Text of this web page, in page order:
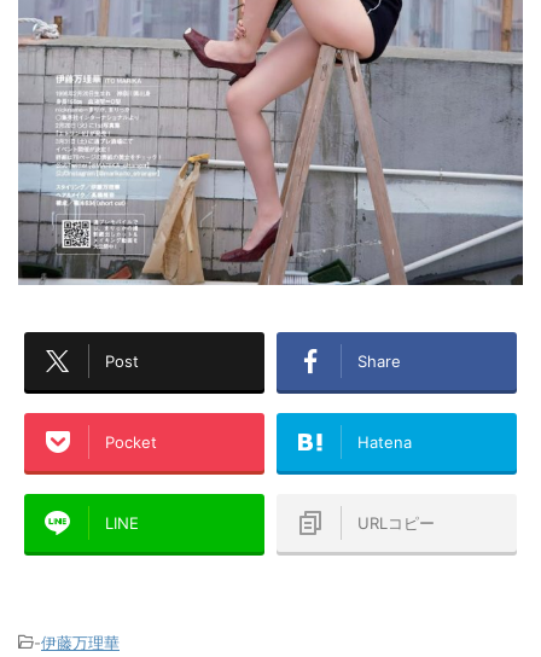
Post Share
Pocket Hatena
LINE URLコピー
-伊藤万理華